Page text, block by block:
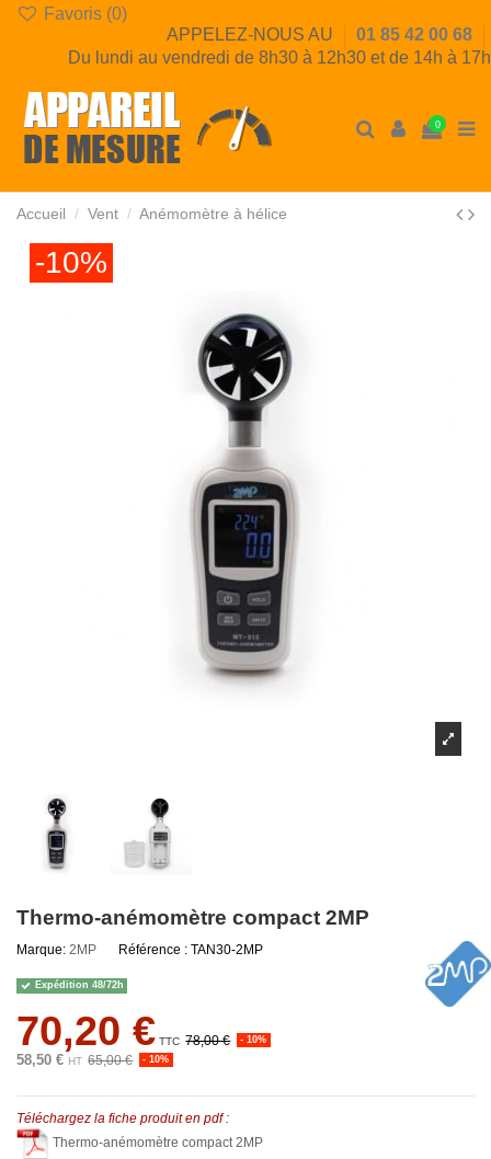
Favoris (0)
APPELEZ-NOUS AU
01 85 42 00 68
Du lundi au vendredi de 8h30 à 12h30 et de 14h à 17h
0
Accueil Vent Anémomètre à hélice
-10%
Thermo-anémomètre compact 2MP
Marque: 2MP Référence : TAN30-2MP
Expédition 48/72h
70,20 € TTC 78,00 € - 10%
58,50 € HT 65,00 € - 10%
Téléchargez la fiche produit en pdf :
Thermo-anémomètre compact 2MP